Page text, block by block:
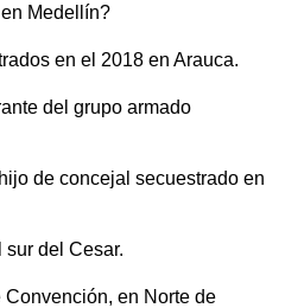
Medellín?
en el 2018 en Arauca.
del grupo armado
de concejal secuestrado en
del Cesar.
en Norte de